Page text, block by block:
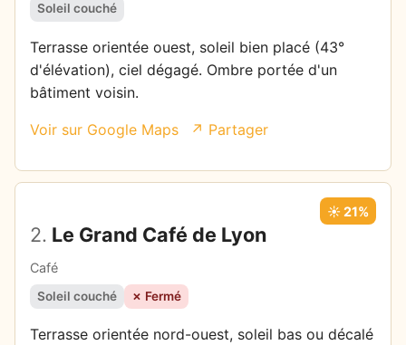
Soleil couché
Terrasse orientée ouest, soleil bien placé (43°
d'élévation), ciel dégagé. Ombre portée d'un
bâtiment voisin.
Voir sur Google Maps ↗ Partager
2. Le Grand Café de Lyon
Café
☀️ 21%
Soleil couché ✗ Fermé
Terrasse orientée nord-ouest, soleil bas ou décalé